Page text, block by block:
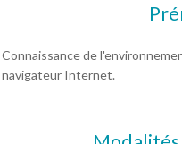
Connaissance de
navigateur Internet.